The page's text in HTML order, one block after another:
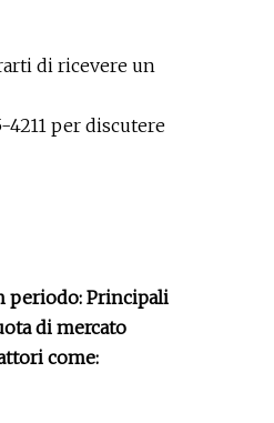
di ricevere un
per discutere
periodo: Principali
di mercato
come: